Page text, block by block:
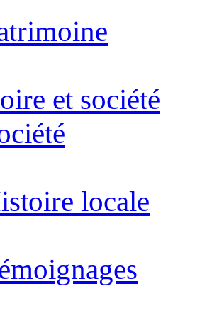
et société
locale